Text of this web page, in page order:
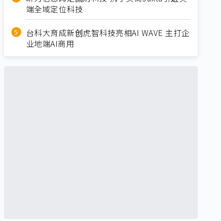
端全域定位科技
台科大育成新创虎智科技亮相AI WAVE 主打企
业地端AI商用